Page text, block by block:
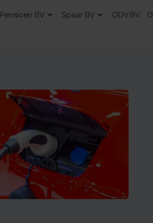
Pensioen BV Spaar BV ODV BV